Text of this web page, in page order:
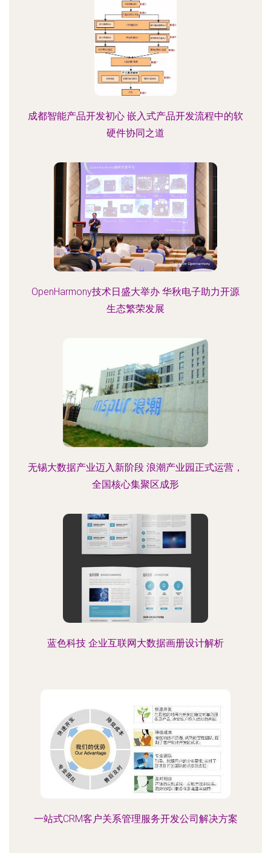
成都智能产品开发初心 嵌入式产品开发流程中的软
硬件协同之道
OpenHarmony技术日盛大举办 华秋电子助力开源
生态繁荣发展
无锡大数据产业迈入新阶段 浪潮产业园正式运营，
全国核心集聚区成形
蓝色科技 企业互联网大数据画册设计解析
一站式CRM客户关系管理服务开发公司解决方案